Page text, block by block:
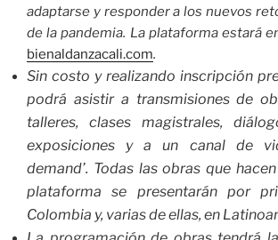
adaptarse y responder a los nuevos
de la pandemia. La plataforma estará
bienaldanzacali.com.
Sin costo y realizando inscripción
podrá asistir a transmisiones de
talleres, clases magistrales,
exposiciones y a un canal de
demand’. Todas las obras que
plataforma se presentarán por
Colombia y, varias de ellas, en